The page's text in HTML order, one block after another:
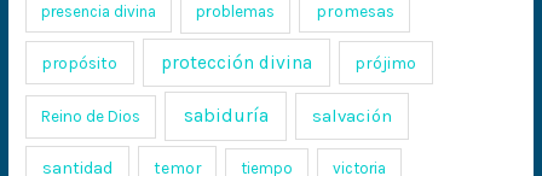
presencia divina problemas promesas
propósito protección divina prójimo
Reino de Dios sabiduría salvación
santidad temor tiempo victoria